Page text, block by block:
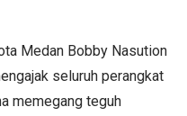
Medan Bobby Nasution
seluruh perangkat
memegang teguh